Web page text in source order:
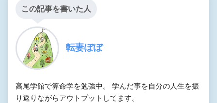
この記事を書いた人
転妻ぽぽ
高尾学館で算命学を勉強中。 学んだ事を自分の人生を振
り返りながらアウトプットしてます。